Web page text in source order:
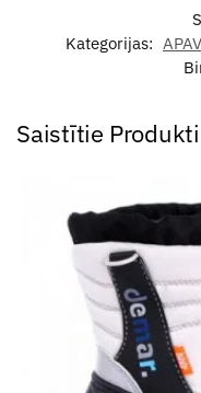
Kategorijas:
Saistītie Produkti